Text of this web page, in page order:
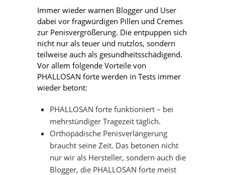
Immer wieder warnen Blogger und User
dabei vor fragwürdigen Pillen und Cremes
zur Penisvergrößerung. Die entpuppen sich
nicht nur als teuer und nutzlos, sondern
teilweise auch als gesundheitsschädigend.
Vor allem folgende Vorteile von
PHALLOSAN forte werden in Tests immer
wieder betont:
PHALLOSAN forte funktioniert – bei
mehrstündiger Tragezeit täglich.
Orthopädische Penisverlängerung
braucht seine Zeit. Das betonen nicht
nur wir als Hersteller, sondern auch die
Blogger, die PHALLOSAN forte meist